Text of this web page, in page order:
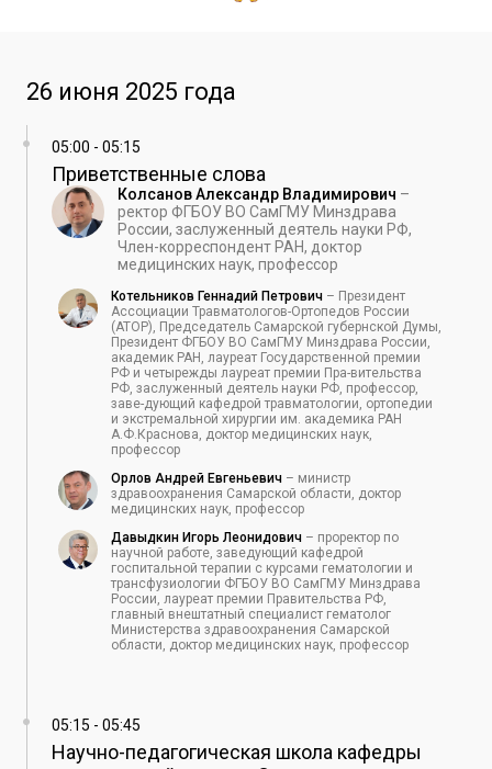
26 июня 2025 года
05:00 - 05:15
Приветственные слова
Колсанов Александр Владимирович –
ректор ФГБОУ ВО СамГМУ Минздрава
России, заслуженный деятель науки РФ,
Член-корреспондент РАН, доктор
медицинских наук, профессор
Котельников Геннадий Петрович – Президент
Ассоциации Травматологов-Ортопедов России
(АТОР), Председатель Самарской губернской Думы,
Президент ФГБОУ ВО СамГМУ Минздрава России,
академик РАН, лауреат Государственной премии
РФ и четырежды лауреат премии Пра-вительства
РФ, заслуженный деятель науки РФ, профессор,
заве-дующий кафедрой травматологии, ортопедии
и экстремальной хирургии им. академика РАН
А.Ф.Краснова, доктор медицинских наук,
профессор
Орлов Андрей Евгеньевич – министр
здравоохранения Самарской области, доктор
медицинских наук, профессор
Давыдкин Игорь Леонидович – проректор по
научной работе, заведующий кафедрой
госпитальной терапии с курсами гематологии и
трансфузиологии ФГБОУ ВО СамГМУ Минздрава
России, лауреат премии Правительства РФ,
главный внештатный специалист гематолог
Министерства здравоохранения Самарской
области, доктор медицинских наук, профессор
05:15 - 05:45
Научно-педагогическая школа кафедры